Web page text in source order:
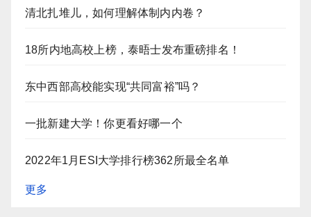
清北扎堆儿，如何理解体制内内卷？
18所内地高校上榜，泰晤士发布重磅排名！
东中西部高校能实现“共同富裕”吗？
一批新建大学！你更看好哪一个
2022年1月ESI大学排行榜362所最全名单
更多